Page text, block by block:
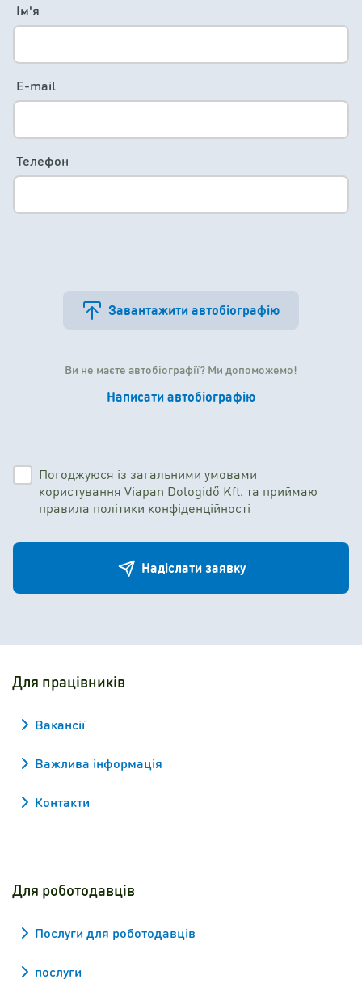
Ім'я
E-mail
Телефон
Завантажити автобіографію
Ви не маєте автобіографії? Ми допоможемо!
Написати автобіографію
Погоджуюся із загальними умовами
користування Viapan Dologidő Kft. та приймаю
правила політики конфіденційності
Надіслати заявку
Для працівників
Вакансії
Важлива інформація
Контакти
Для роботодавців
Послуги для роботодавців
послуги